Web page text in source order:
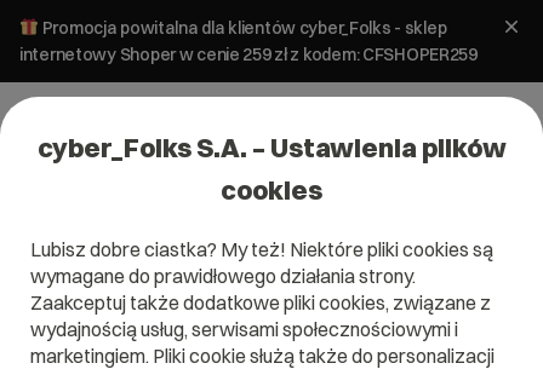
Promocja powitalna dla klientów cyber_Folks - sklep
internetowy Shoper w cenie 259 zł z kodem: CFSHOPER259
Domena .pl od 0 zł!
cyber_Folks S.A. – Ustawienia plików
cookies
Lubisz dobre ciastka? My też! Niektóre pliki cookies są
wymagane do prawidłowego działania strony.
Zaakceptuj także dodatkowe pliki cookies, związane z
wydajnością usług, serwisami społecznościowymi i
marketingiem. Pliki cookie służą także do personalizacji